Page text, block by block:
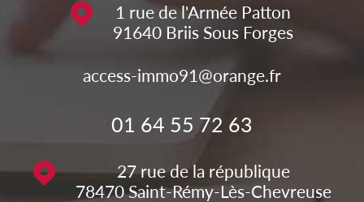
1 rue de l'Armée Patton
91640 Briis Sous Forges
access-immo91@orange.fr
01 64 55 72 63
27 rue de la république
78470 Saint-Rémy-Lès-Chevreuse